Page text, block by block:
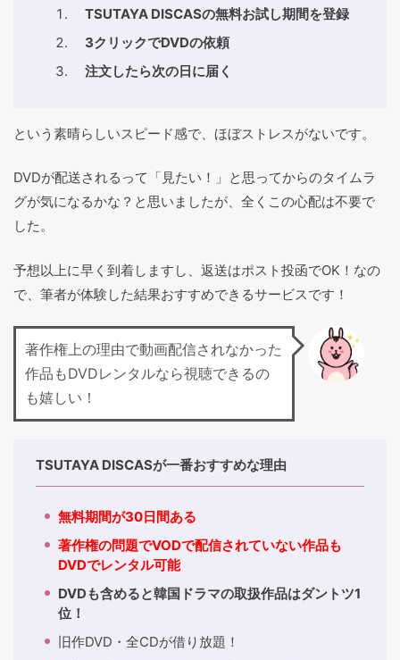
TSUTAYA DISCASの無料お試し期間を登録
3クリックでDVDの依頼
注文したら次の日に届く
という素晴らしいスピード感で、ほぼストレスがないです。
DVDが配送されるって「見たい！」と思ってからのタイムラ
グが気になるかな？と思いましたが、全くこの心配は不要で
した。
予想以上に早く到着しますし、返送はポスト投函でOK！なの
で、筆者が体験した結果おすすめできるサービスです！
著作権上の理由で動画配信されなかった
作品もDVDレンタルなら視聴できるの
も嬉しい！
TSUTAYA DISCASが一番おすすめな理由
無料期間が30日間ある
著作権の問題でVODで配信されていない作品も
DVDでレンタル可能
DVDも含めると韓国ドラマの取扱作品はダントツ1
位！
旧作DVD・全CDが借り放題！